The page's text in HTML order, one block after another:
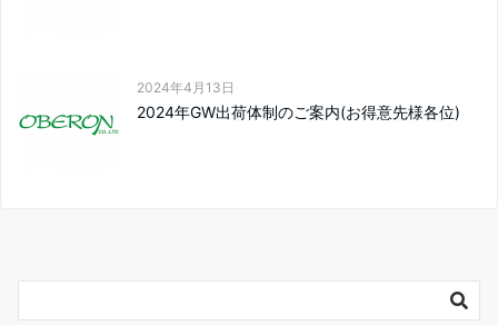
2024年4月13日
2024年GW出荷体制のご案内(お得意先様各位)